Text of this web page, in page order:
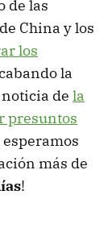
de las
China y los
los
la
de la
presuntos
más de
!